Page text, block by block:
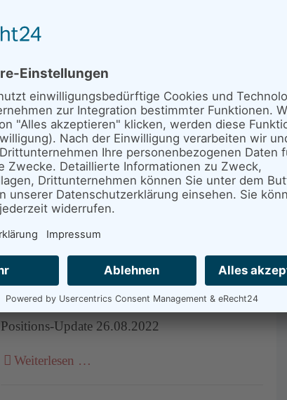
Neues von den
Senderstörchen
Die Senderstörche am Abend des
27.08.2022
Positions-Update 27.08.2022
Weiterlesen …
Die Senderstörche am Abend des
26.08.2022
Positions-Update 26.08.2022
Weiterlesen …